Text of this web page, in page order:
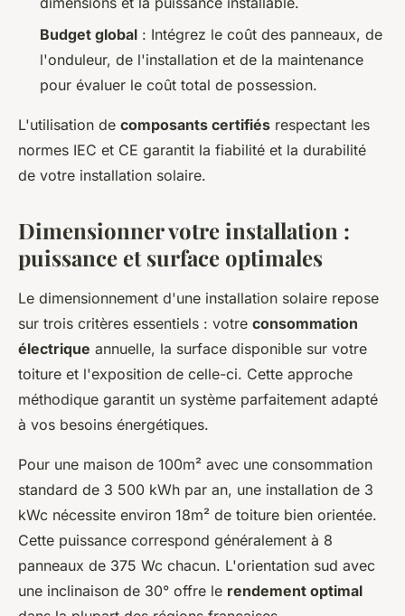
Budget global : Intégrez le coût des panneaux, de
l'onduleur, de l'installation et de la maintenance
pour évaluer le coût total de possession.
L'utilisation de composants certifiés respectant les
normes IEC et CE garantit la fiabilité et la durabilité
de votre installation solaire.
Dimensionner votre installation :
puissance et surface optimales
Le dimensionnement d'une installation solaire repose
sur trois critères essentiels : votre consommation
électrique annuelle, la surface disponible sur votre
toiture et l'exposition de celle-ci. Cette approche
méthodique garantit un système parfaitement adapté
à vos besoins énergétiques.
Pour une maison de 100m² avec une consommation
standard de 3 500 kWh par an, une installation de 3
kWc nécessite environ 18m² de toiture bien orientée.
Cette puissance correspond généralement à 8
panneaux de 375 Wc chacun. L'orientation sud avec
une inclinaison de 30° offre le rendement optimal